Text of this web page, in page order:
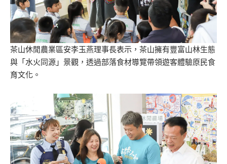
茶山休閒農業區安李玉燕理事長表示，茶山擁有豐富山林生態
與「水火同源」景觀，透過部落食材導覽帶領遊客體驗原民食
育文化。